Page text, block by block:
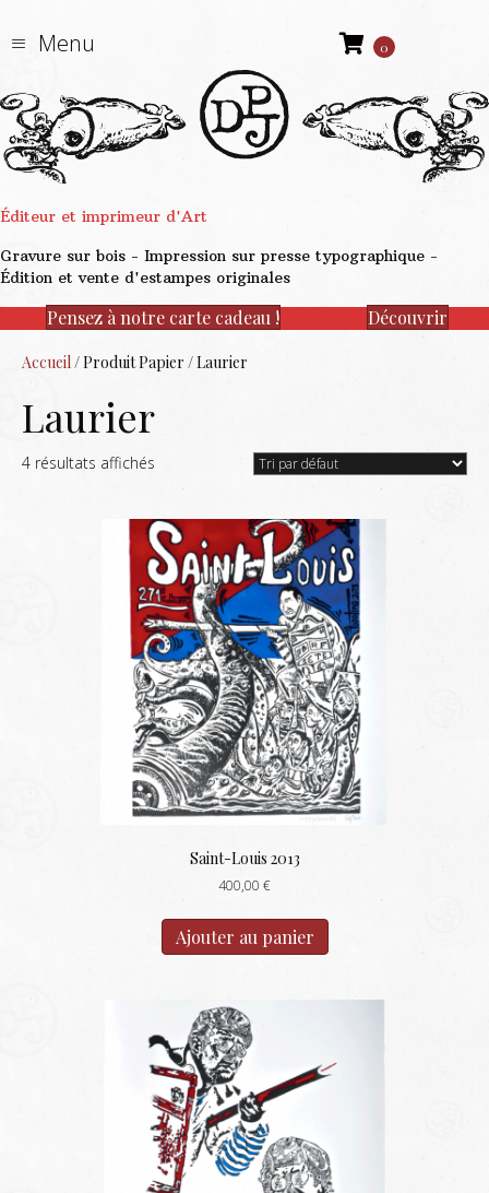
Menu 0
Éditeur et imprimeur d'Art
Gravure sur bois - Impression sur presse typographique -
Édition et vente d'estampes originales
Pensez à notre carte cadeau ! Découvrir
Accueil / Produit Papier / Laurier
Laurier
4 résultats affichés
Saint-Louis 2013
400,00 €
Ajouter au panier